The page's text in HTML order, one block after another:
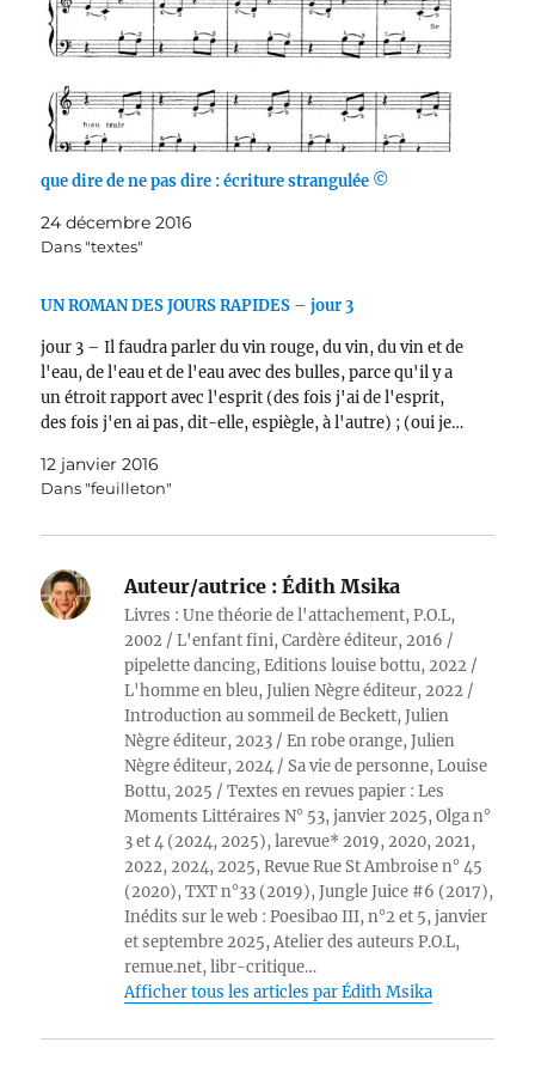
que dire de ne pas dire : écriture strangulée ©
24 décembre 2016
Dans "textes"
UN ROMAN DES JOURS RAPIDES – jour 3
jour 3 – Il faudra parler du vin rouge, du vin, du vin et de
l'eau, de l'eau et de l'eau avec des bulles, parce qu'il y a
un étroit rapport avec l'esprit (des fois j'ai de l'esprit,
des fois j'en ai pas, dit-elle, espiègle, à l'autre) ; (oui je…
12 janvier 2016
Dans "feuilleton"
Auteur/autrice : Édith Msika
Livres : Une théorie de l'attachement, P.O.L,
2002 / L'enfant fini, Cardère éditeur, 2016 /
pipelette dancing, Editions louise bottu, 2022 /
L'homme en bleu, Julien Nègre éditeur, 2022 /
Introduction au sommeil de Beckett, Julien
Nègre éditeur, 2023 / En robe orange, Julien
Nègre éditeur, 2024 / Sa vie de personne, Louise
Bottu, 2025 / Textes en revues papier : Les
Moments Littéraires N° 53, janvier 2025, Olga n°
3 et 4 (2024, 2025), larevue* 2019, 2020, 2021,
2022, 2024, 2025, Revue Rue St Ambroise n° 45
(2020), TXT n°33 (2019), Jungle Juice #6 (2017),
Inédits sur le web : Poesibao III, n°2 et 5, janvier
et septembre 2025, Atelier des auteurs P.O.L,
remue.net, libr-critique…
Afficher tous les articles par Édith Msika